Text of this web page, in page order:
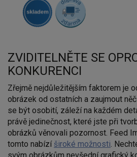
ZVIDITELNĚTE SE
KONKURENCI
Zřejmě nejdůležitějším faktorem je
obrázek od ostatních a zaujmout
se být osobití, záleží na každém
právě jedinečnost, které jste při
obrázků věnovali pozornost. Feed
tomto nabízí široké možnosti.